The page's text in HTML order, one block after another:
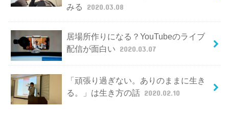
みる
2020.03.08
居場所作りになる？YouTubeのライブ
配信が面白い 2020.03.07
「頑張り過ぎない。ありのままに生き
る。」は生き方の話 2020.02.10